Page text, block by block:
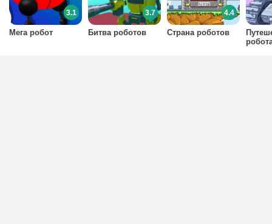
Страна роботов
4.4
Мега робот
3.1
Битва роботов
3.7